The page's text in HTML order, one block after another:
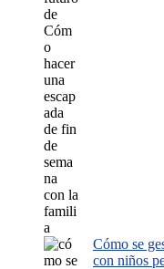
Cómo se
con niños